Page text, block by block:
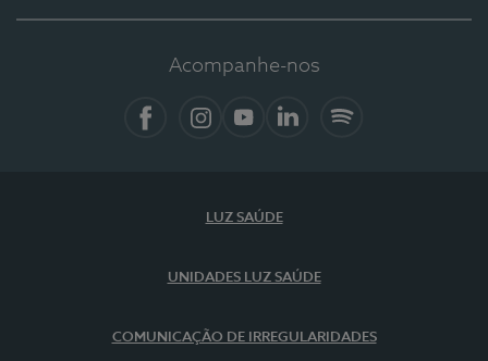
Acompanhe-nos
LUZ SAÚDE
UNIDADES LUZ SAÚDE
COMUNICAÇÃO DE IRREGULARIDADES